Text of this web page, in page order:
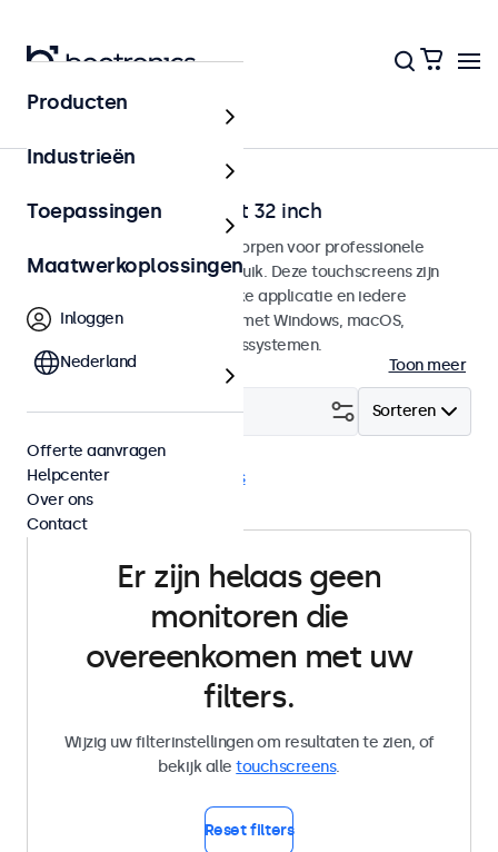
Home
Touchscreens van 7 tot 32 inch
Touchscreen monitoren ontworpen voor professionele
toepassingen en continu gebruik. Deze touchscreens zijn
eenvoudig te integreren in elke applicatie en iedere
omgeving en zijn compatible met Windows, macOS,
ChromeOS en Linux besturingssystemen.
Toon meer
Sorteren
Filter (0)
BNC (CVBS) Wis alle filters
Er zijn helaas geen
monitoren die
overeenkomen met uw
filters.
Wijzig uw filterinstellingen om resultaten te zien, of
bekijk alletouchscreens.
Reset filters
Producten
Industrieën
Toepassingen
Maatwerkoplossingen
Inloggen
Nederland
Offerte aanvragen
Helpcenter
Over ons
Contact